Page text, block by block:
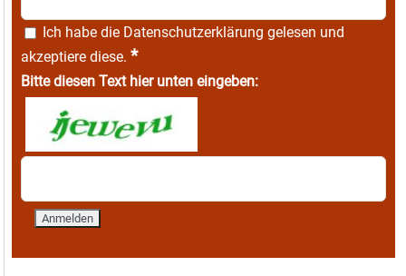
Ich habe die Datenschutzerklärung gelesen und
akzeptiere diese. *
Bitte diesen Text hier unten eingeben: